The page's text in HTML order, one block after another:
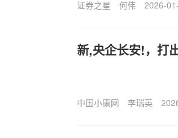
证券之星 何伟 2026-
新,央企长安!，打
中国小康网 李瑞英